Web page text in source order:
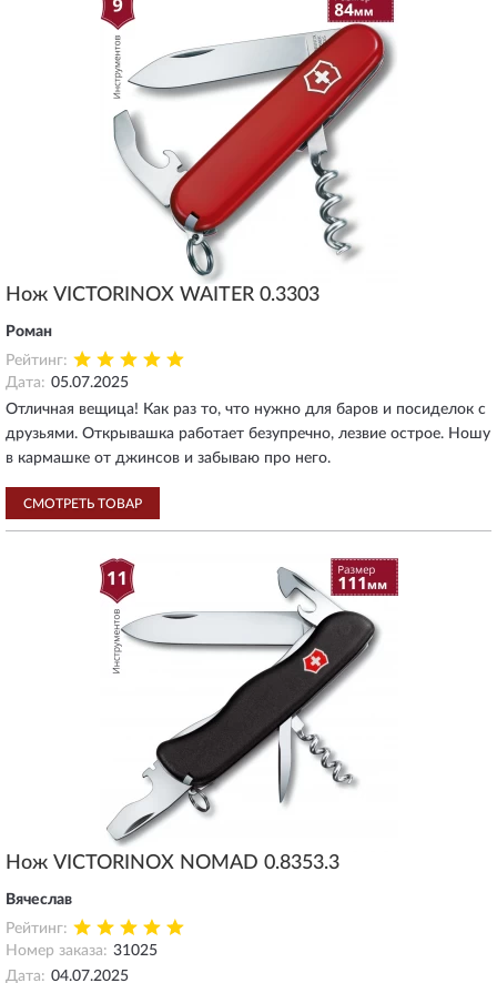
порвало парус и именно им (шилом с отверстием) мне удалось
прошить парус за сутки и дойти до места. Сотни раз он выручал
меня в самых сложных ситуациях. Моя безмерная благодарность
компании Victorinox.
Нож VICTORINOX WAITER 0.3303
Роман
Рейтинг:
Дата: 05.07.2025
Отличная вещица! Как раз то, что нужно для баров и посиделок с
друзьями. Открывашка работает безупречно, лезвие острое. Ношу
в кармашке от джинсов и забываю про него.
СМОТРЕТЬ ТОВАР
Нож VICTORINOX NOMAD 0.8353.3
Вячеслав
Рейтинг:
Номер заказа: 31025
Дата: 04.07.2025